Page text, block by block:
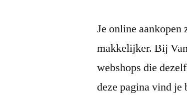
Je online
makkelijker. Bij
webshops die
deze pagina vind